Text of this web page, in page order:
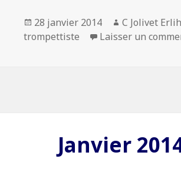
Publié
le
28 janvier 2014 Auteur
C Jolivet Erlih
trompettiste Laisser un
Janvier